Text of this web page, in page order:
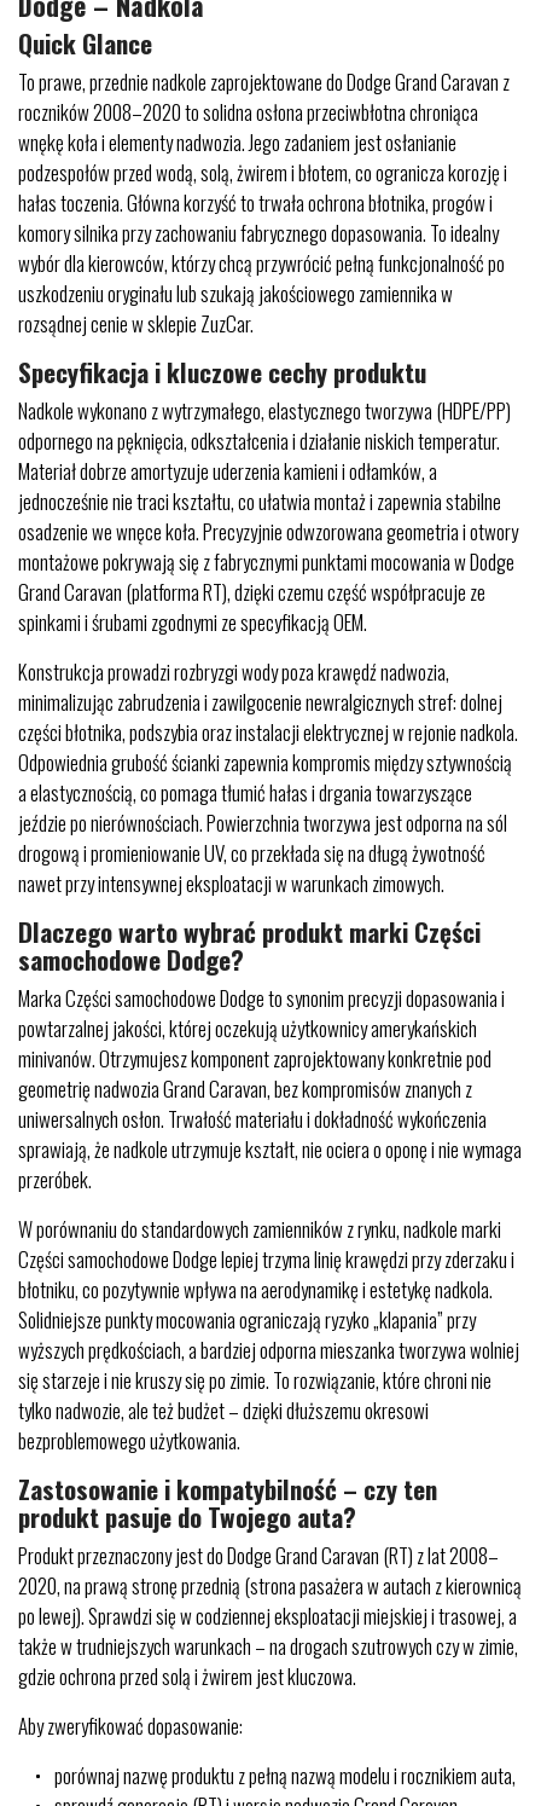
Quick Glance
To prawe, przednie nadkole zaprojektowane do Dodge Grand Caravan z
roczników 2008–2020 to solidna osłona przeciwbłotna chroniąca
wnękę koła i elementy nadwozia. Jego zadaniem jest osłanianie
podzespołów przed wodą, solą, żwirem i błotem, co ogranicza korozję i
hałas toczenia. Główna korzyść to trwała ochrona błotnika, progów i
komory silnika przy zachowaniu fabrycznego dopasowania. To idealny
wybór dla kierowców, którzy chcą przywrócić pełną funkcjonalność po
uszkodzeniu oryginału lub szukają jakościowego zamiennika w
rozsądnej cenie w sklepie ZuzCar.
Specyfikacja i kluczowe cechy produktu
Nadkole wykonano z wytrzymałego, elastycznego tworzywa (HDPE/PP)
odpornego na pęknięcia, odkształcenia i działanie niskich temperatur.
Materiał dobrze amortyzuje uderzenia kamieni i odłamków, a
jednocześnie nie traci kształtu, co ułatwia montaż i zapewnia stabilne
osadzenie we wnęce koła. Precyzyjnie odwzorowana geometria i otwory
montażowe pokrywają się z fabrycznymi punktami mocowania w Dodge
Grand Caravan (platforma RT), dzięki czemu część współpracuje ze
spinkami i śrubami zgodnymi ze specyfikacją OEM.
Konstrukcja prowadzi rozbryzgi wody poza krawędź nadwozia,
minimalizując zabrudzenia i zawilgocenie newralgicznych stref: dolnej
części błotnika, podszybia oraz instalacji elektrycznej w rejonie nadkola.
Odpowiednia grubość ścianki zapewnia kompromis między sztywnością
a elastycznością, co pomaga tłumić hałas i drgania towarzyszące
jeździe po nierównościach. Powierzchnia tworzywa jest odporna na sól
drogową i promieniowanie UV, co przekłada się na długą żywotność
nawet przy intensywnej eksploatacji w warunkach zimowych.
Dlaczego warto wybrać produkt marki Części
samochodowe Dodge?
Marka Części samochodowe Dodge to synonim precyzji dopasowania i
powtarzalnej jakości, której oczekują użytkownicy amerykańskich
minivanów. Otrzymujesz komponent zaprojektowany konkretnie pod
geometrię nadwozia Grand Caravan, bez kompromisów znanych z
uniwersalnych osłon. Trwałość materiału i dokładność wykończenia
sprawiają, że nadkole utrzymuje kształt, nie ociera o oponę i nie wymaga
przeróbek.
W porównaniu do standardowych zamienników z rynku, nadkole marki
Części samochodowe Dodge lepiej trzyma linię krawędzi przy zderzaku i
błotniku, co pozytywnie wpływa na aerodynamikę i estetykę nadkola.
Solidniejsze punkty mocowania ograniczają ryzyko „klapania” przy
wyższych prędkościach, a bardziej odporna mieszanka tworzywa wolniej
się starzeje i nie kruszy się po zimie. To rozwiązanie, które chroni nie
tylko nadwozie, ale też budżet – dzięki dłuższemu okresowi
bezproblemowego użytkowania.
Zastosowanie i kompatybilność – czy ten
produkt pasuje do Twojego auta?
Produkt przeznaczony jest do Dodge Grand Caravan (RT) z lat 2008–
2020, na prawą stronę przednią (strona pasażera w autach z kierownicą
po lewej). Sprawdzi się w codziennej eksploatacji miejskiej i trasowej, a
także w trudniejszych warunkach – na drogach szutrowych czy w zimie,
gdzie ochrona przed solą i żwirem jest kluczowa.
Aby zweryfikować dopasowanie:
porównaj nazwę produktu z pełną nazwą modelu i rocznikiem auta,